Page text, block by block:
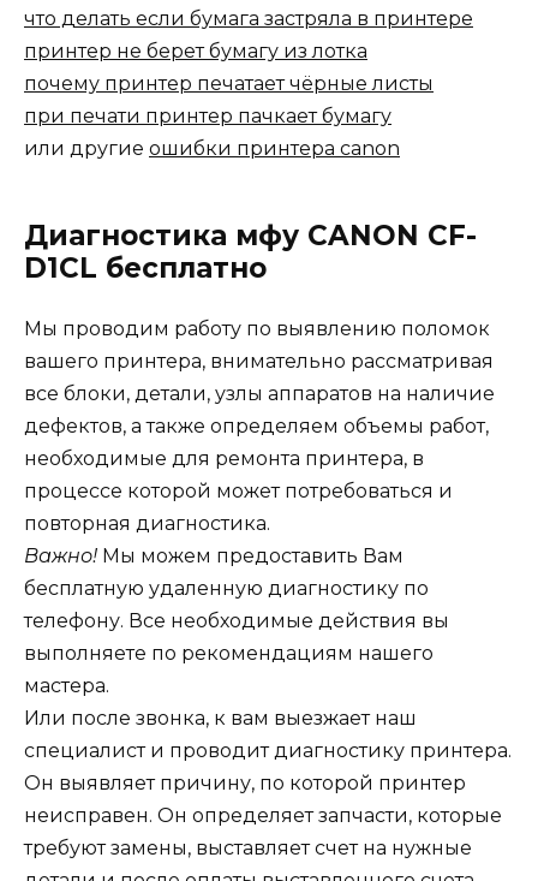
что делать если бумага застряла в принтере
принтер не берет бумагу из лотка
почему принтер печатает чёрные листы
при печати принтер пачкает бумагу
или другие ошибки принтера canon
Диагностика мфу CANON CF-
D1CL бесплатно
Мы проводим работу по выявлению поломок
вашего принтера, внимательно рассматривая
все блоки, детали, узлы аппаратов на наличие
дефектов, а также определяем объемы работ,
необходимые для ремонта принтера, в
процессе которой может потребоваться и
повторная диагностика.
Важно! Мы можем предоставить Вам
бесплатную удаленную диагностику по
телефону. Все необходимые действия вы
выполняете по рекомендациям нашего
мастера.
Или после звонка, к вам выезжает наш
специалист и проводит диагностику принтера.
Он выявляет причину, по которой принтер
неисправен. Он определяет запчасти, которые
требуют замены, выставляет счет на нужные